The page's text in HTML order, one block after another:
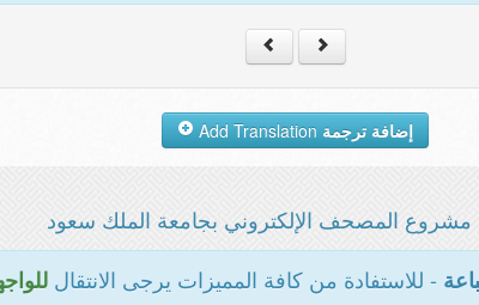
إضافة ترجمة
مشروع المصحف الإلكتروني بجامعة الملك سعود
- للاستفادة من كافة المميزات يرجى الانتقال